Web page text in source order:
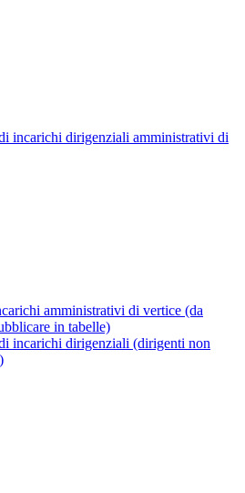
incarichi dirigenziali amministrativi di
amministrativi di vertice (da
in tabelle)
incarichi dirigenziali (dirigenti non